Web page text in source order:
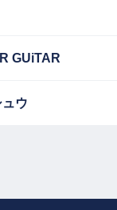
GUiTAR
ウ